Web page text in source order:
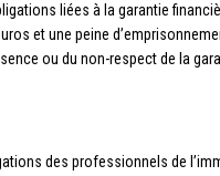
liées à la garantie
et une peine
ou du non-respect de la
des professionnels de